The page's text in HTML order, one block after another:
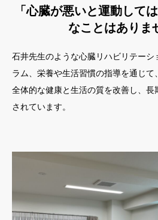
「心臓が悪いと運動して
なことはありま
石井先生のような心臓リハビリテー
ラム、栄養や生活習慣の指導を通じて
全体的な健康と生活の質を改善し、長
されています。